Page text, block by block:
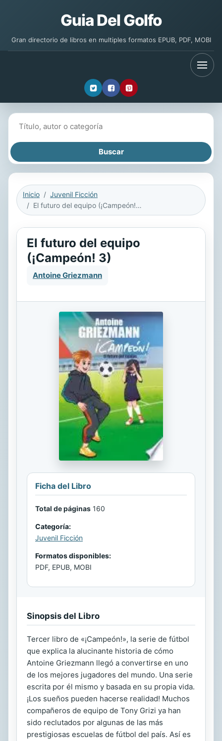
Guia Del Golfo
Gran directorio de libros en multiples formatos EPUB, PDF, MOBI
Inicio
Juvenil Ficción
El futuro del equipo (¡Campeón! 3)
El futuro del equipo
(¡Campeón! 3)
Antoine Griezmann
Ficha del Libro
Total de páginas 160
Categoría:
Juvenil Ficción
Formatos disponibles:
PDF, EPUB, MOBI
Sinopsis del Libro
Tercer libro de «¡Campeón!», la serie de fútbol
que explica la alucinante historia de cómo
Antoine Griezmann llegó a convertirse en uno
de los mejores jugadores del mundo. Una serie
escrita por él mismo y basada en su propia vida.
¡Los sueños pueden hacerse realidad! Muchos
compañeros de equipo de Tony Grizi ya han
sido reclutados por algunas de las más
prestigiosas escuelas de fútbol del país. Así es